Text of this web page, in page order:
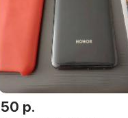
50 р.